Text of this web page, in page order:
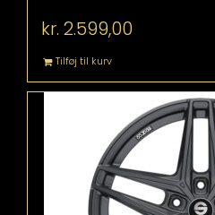
kr. 2.599,00
Tilføj til kurv